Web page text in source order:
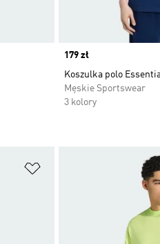
Price
179 zł
Koszulka polo
Męskie Sportswear
3 kolory
Dodaj do listy życzeń